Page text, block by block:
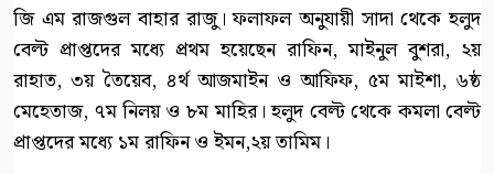
জি এম রাজগুল বাহার রাজু। ফলাফল অনুযায়ী সাদা থেকে হলুদ
বেল্ট প্রাপ্তদের মধ্যে প্রথম হয়েছেন রাফিন, মাইনুল বুশরা, ২য়
রাহাত, ৩য় তৈয়েব, ৪র্থ আজমাইন ও আফিফ, ৫ম মাইশা, ৬ষ্ঠ
মেহেতাজ, ৭ম নিলয় ও ৮ম মাহির। হলুদ বেল্ট থেকে কমলা বেল্ট
প্রাপ্তদের মধ্যে ১ম রাফিন ও ইমন,২য় তামিম।